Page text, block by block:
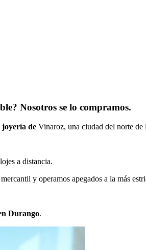
Nosotros se lo compramos.
joyería de Vinaroz, una ciudad del norte
a distancia.
y operamos apegados a la más
Durango.